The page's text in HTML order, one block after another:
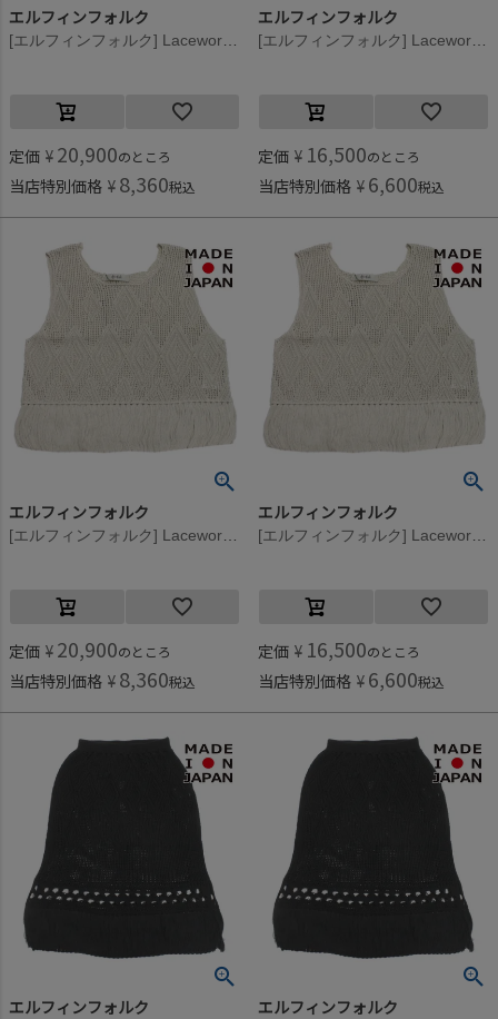
エルフィンフォルク
定価 ¥ 20,900のところ
当店特別価格 ¥ 8,360税込
エルフィンフォルク
定価 ¥ 16,500のところ
当店特別価格 ¥ 6,600税込
エルフィンフォルク
定価 ¥ 20,900のところ
当店特別価格 ¥ 8,360税込
エルフィンフォルク
定価 ¥ 16,500のところ
当店特別価格 ¥ 6,600税込
エルフィンフォルク エルフィンフォルク